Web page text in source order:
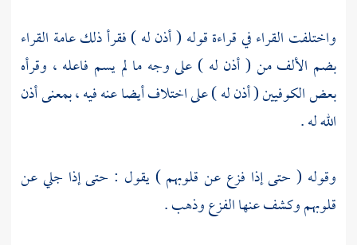
واختلفت القراء في قراءة قوله ( أذن له ) فقرأ ذلك عامة القراء
بضم الألف من ( أذن له ) على وجه ما لم يسم فاعله ، وقرأه
بعض الكوفيين ( أذن له ) على اختلاف أيضا عنه فيه ، بمعنى أذن
الله له .
وقوله ( حتى إذا فزع عن قلوبهم ) يقول : حتى إذا جلي عن
قلوبهم وكشف عنها الفزع وذهب .